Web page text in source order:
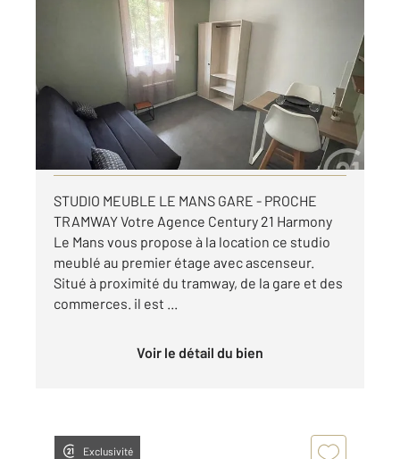
LE MANS 72
, 1 pièce
Ref : 44609
Appartement Studio à louer
400 €
par mois charges comprises
Visiter le site dédié
STUDIO MEUBLE LE MANS GARE - PROCHE
TRAMWAY Votre Agence Century 21 Harmony
Le Mans vous propose à la location ce studio
meublé au premier étage avec ascenseur.
Situé à proximité du tramway, de la gare et des
commerces. il est ...
Voir le détail du bien
Exclusivité